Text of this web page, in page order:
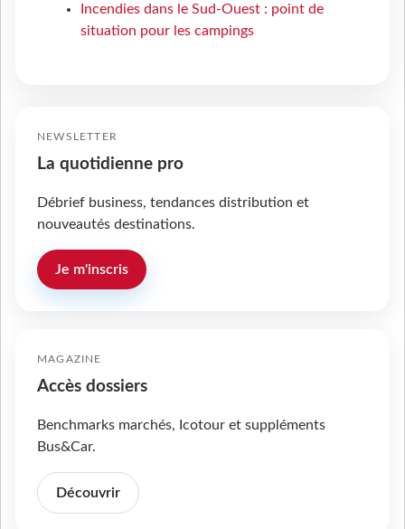
Incendies dans le Sud-Ouest : point de
situation pour les campings
NEWSLETTER
La quotidienne pro
Débrief business, tendances distribution et
nouveautés destinations.
Je m'inscris
MAGAZINE
Accès dossiers
Benchmarks marchés, Icotour et suppléments
Bus&Car.
Découvrir